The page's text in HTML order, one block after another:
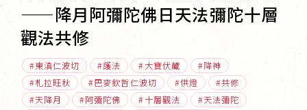
加入志工
巴麥欽哲傳承
——降月阿彌陀佛日天法彌陀十層
觀法共修
東滇仁波切 護法 大寶伏藏
降神
札拉旺秋
巴麥欽哲仁波切 供燈
共修
天降月
阿彌陀佛 十層觀法
天法彌陀